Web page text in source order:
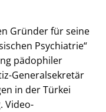
Gründer für seine
Psychiatrie
pädophiler
Generalsekretär
in der Türkei
Video-